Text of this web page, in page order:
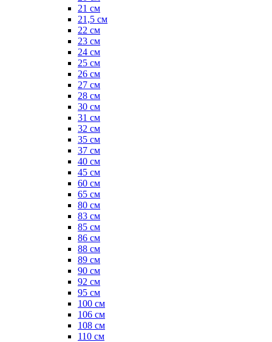
21 см
21,5 см
22 см
23 см
24 см
25 см
26 см
27 см
28 см
30 см
31 см
32 см
35 см
37 см
40 см
45 см
60 см
65 см
80 см
83 см
85 см
86 см
88 см
89 см
90 см
92 см
95 см
100 см
106 см
108 см
110 см